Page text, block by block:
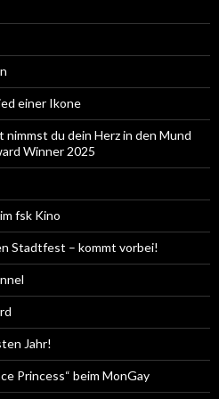
einer Ikone
du dein Herz in den Mund
Winner 2025
fsk Kino
Stadtfest – kommt vorbei!
Jahr!
Princess“ beim MonGay